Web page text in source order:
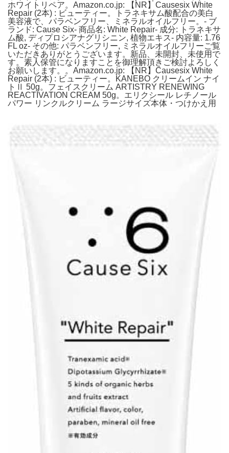
ホワイトリペア。Amazon.co.jp: 【NR】Causesix White
Repair (2本) : ビューティー。トラネキサム酸配合の美白
美容液で、パラベンフリー、ミネラルオイルフリー。- ブ
ランド: Cause Six- 商品名: White Repair- 成分: トラネキサ
ム酸, ディプロシアナグリシニン, 植物エキス- 内容量: 1.76
FL oz- その他: パラベンフリー, ミネラルオイルフリーご覧
いただきありがとうございます。新品、未開封、未使用で
す。素人保管になりますことを御理解頂きご検討よろしく
お願いします。。Amazon.co.jp: 【NR】Causesix White
Repair (2本) : ビューティー。KANEBO クリームイン ナイ
トⅡ 50g。フェイスクリーム ARTISTRY RENEWING
REACTIVATION CREAM 50g。エリクシール レチノール
パワー リンクルクリーム ラージサイズ本体・つけかえ用